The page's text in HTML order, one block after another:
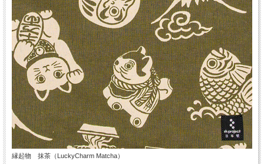
縁起物 抹茶（LuckyCharm Matcha）